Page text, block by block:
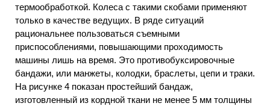
термообработкой. Колеса с такими скобами применяют
только в качестве ведущих. В ряде ситуаций
рациональнее пользоваться съемными
приспособлениями, повышающими проходимость
машины лишь на время. Это противобуксировочные
бандажи, или манжеты, колодки, браслеты, цепи и траки.
На рисунке 4 показан простейший бандаж,
изготовленный из кордной ткани не менее 5 мм толщины